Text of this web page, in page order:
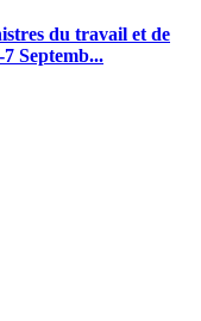
du travail et de
Septemb...